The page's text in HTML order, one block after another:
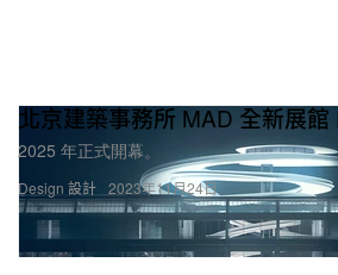
Design 設計
北京建築事務所 MAD 全新展
2025 年正式開幕。
2023年11月24日